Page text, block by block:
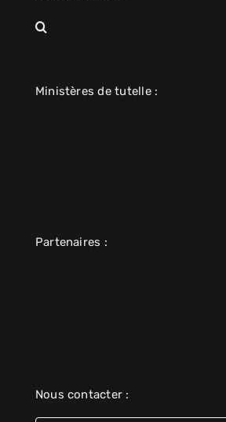
Ministères de tutelle :
Partenaires :
Nous contacter :